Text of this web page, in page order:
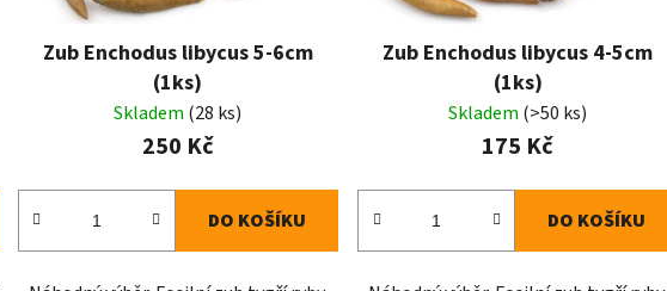
Zub Enchodus libycus 5-6cm
(1ks)
Skladem (28 ks)
250 Kč
DO KOŠÍKU
Zub Enchodus libycus 4-5cm
(1ks)
Skladem (>50 ks)
175 Kč
DO KOŠÍKU